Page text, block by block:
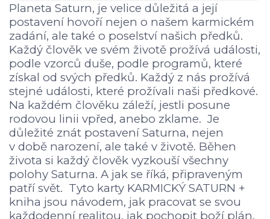
Planeta Saturn, je velice důležitá a její
postavení hovoří nejen o našem karmickém
zadání, ale také o poselství našich předků.
Každý člověk ve svém životě prožívá události,
podle vzorců duše, podle programů, které
získal od svých předků. Každý z nás prožívá
stejné události, které prožívali naši předkové.
Na každém člověku záleží, jestli posune
rodovou linii vpřed, anebo zklame. Je
důležité znát postavení Saturna, nejen
v době narození, ale také v životě. Běhen
života si každý člověk vyzkouší všechny
polohy Saturna. A jak se říká, připraveným
patří svět. Tyto karty KARMICKÝ SATURN +
kniha jsou návodem, jak pracovat se svou
každodenní realitou, jak pochopit boží plán.